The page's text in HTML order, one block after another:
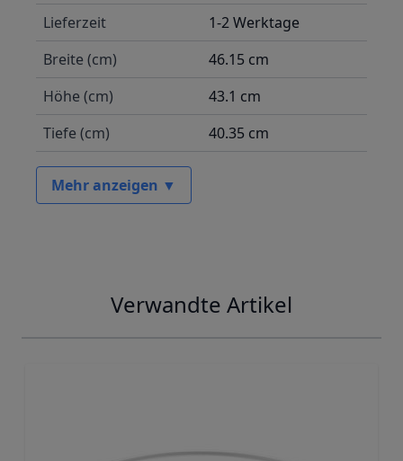
Lieferzeit
1-2 Werktage
Breite (cm)
46.15 cm
Höhe (cm)
43.1 cm
Tiefe (cm)
40.35 cm
Mehr anzeigen ▼
Verwandte Artikel